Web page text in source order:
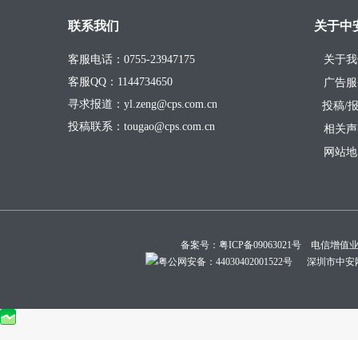
联系我们
客服电话：0755-23947175
客服QQ：1144734650
寻求报道：yl.zeng@cps.com.cn
投稿联系：tougao@cps.com.cn
关于中
关于
广告
投稿/
相关
网站
备案号： 粤ICP备09063021号 电信增值
粤公网安备：44030402001522号 深圳市中安